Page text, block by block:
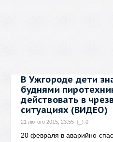
В Ужгороде дети
буднями
действовать в
ситуациях (ВИДЕО)
21 лютого 2015, 23:55 0
20 февраля в аварийно-